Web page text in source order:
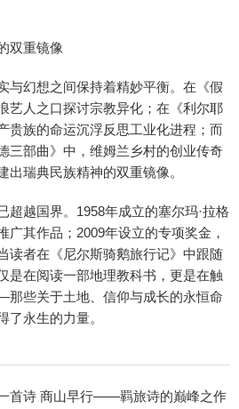
双重镜像
与幻想之间保持着精妙平衡。在《假
艺人之口探讨宗教异化；在《利尔耶
贵族的命运沉浮反思工业化进程；而
三部曲》中，维姆兰乡村的创业传奇
出瑞典民族精神的双重镜像。
超越国界。1958年成立的塞尔玛·拉格
广其作品；2009年设立的专项奖金，
读者在《尼尔斯骑鹅旅行记》中跟随
是在阅读一部地理教科书，更是在触
些关于土地、信仰与成长的永恒命
了永生的力量。
首诗 商山早行——羁旅诗的巅峰之作